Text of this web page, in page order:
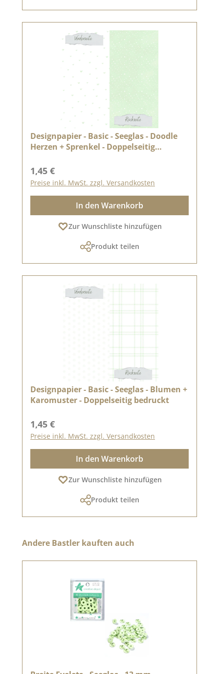
Designpapier - Basic - Seeglas - Doodle
Herzen + Sprenkel - Doppelseitig
Regulärer Preis:
1,45 €
Preise inkl. MwSt. zzgl. Versandkosten
In den Warenkorb
Zur Wunschliste hinzufügen
Produkt teilen
Designpapier - Basic - Seeglas - Blumen +
Karomuster - Doppelseitig bedruckt
Regulärer Preis:
1,45 €
Preise inkl. MwSt. zzgl. Versandkosten
In den Warenkorb
Zur Wunschliste hinzufügen
Produkt teilen
Produktgalerie überspringen
Andere Bastler kauften auch